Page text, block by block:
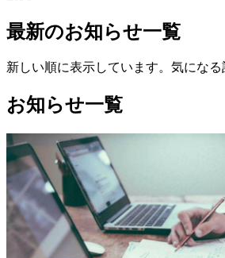
最新のお知らせ一覧
新しい順に表示しています。気にな
お知らせ一覧